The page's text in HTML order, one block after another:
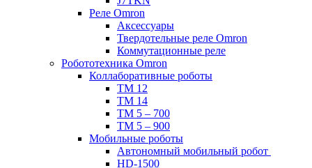
Реле Omron
Аксессуары
Твердотельные реле Omron
Коммутационные реле
Робототехника Omron
Коллаборативные роботы
TM 12
TM 14
TM 5 – 700
TM 5 – 900
Мобильные роботы
Автономный мобильный робот
HD-1500